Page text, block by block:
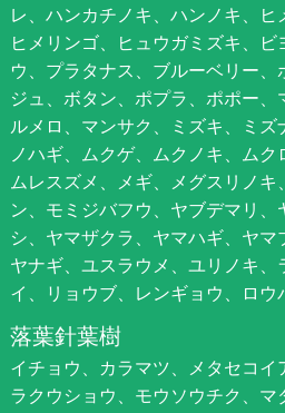
レ、ハンカチノキ、ハンノキ、ヒ
ヒメリンゴ、ヒュウガミズキ、
ウ、プラタナス、ブルーベリー、
ジュ、ボタン、ポプラ、ポポー
ルメロ、マンサク、ミズキ、ミ
ノハギ、ムクゲ、ムクノキ、ムク
ムレスズメ、メギ、メグスリノキ
ン、モミジバフウ、ヤブデマリ
シ、ヤマザクラ、ヤマハギ、ヤ
ヤナギ、ユスラウメ、ユリノキ
イ、リョウブ、レンギョウ、ロウ
落葉針葉樹
イチョウ、カラマツ、メタセコイ
ラクウショウ、モウソウチク、